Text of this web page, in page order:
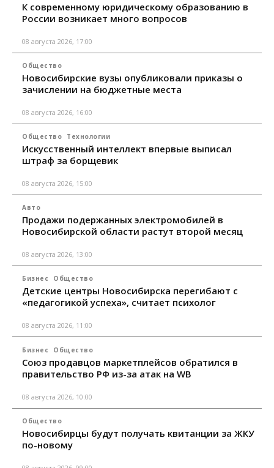
К современному юридическому образованию в
России возникает много вопросов
08 августа 2026, 17:00
Общество
Новосибирские вузы опубликовали приказы о
зачислении на бюджетные места
08 августа 2026, 16:00
Общество Технологии
Искусственный интеллект впервые выписал
штраф за борщевик
08 августа 2026, 15:00
Авто
Продажи подержанных электромобилей в
Новосибирской области растут второй месяц
08 августа 2026, 13:00
Бизнес Общество
Детские центры Новосибирска перегибают с
«педагогикой успеха», считает психолог
08 августа 2026, 11:00
Бизнес Общество
Союз продавцов маркетплейсов обратился в
правительство РФ из-за атак на WB
08 августа 2026, 10:00
Общество
Новосибирцы будут получать квитанции за ЖКУ
по-новому